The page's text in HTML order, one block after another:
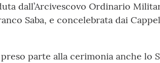
dall’Arcivescovo Ordinario
Saba, e concelebrata dai
parte alla cerimonia anche lo